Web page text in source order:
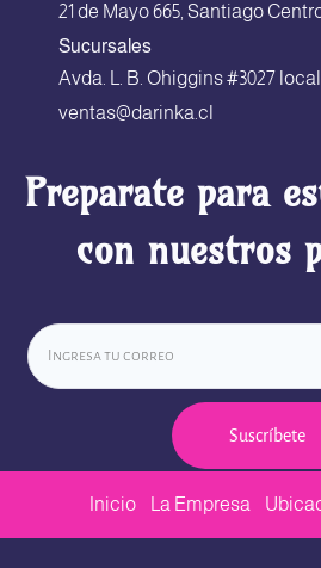
21 de Mayo 665, Santiago
Sucursales
Avda. L. B. Ohiggins #3027
ventas@darinka.cl
Preparate para
con nuestros
Suscríbete
Inicio La Empresa